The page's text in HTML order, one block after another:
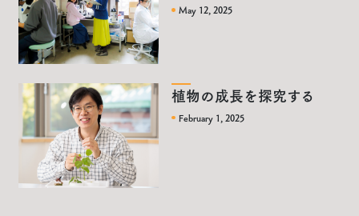
May 12, 2025
植物の成長を探究する
February 1, 2025